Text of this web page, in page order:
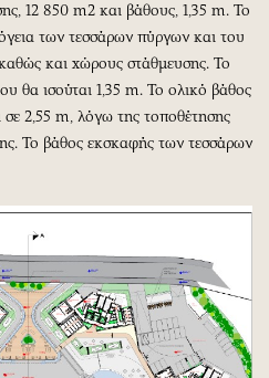
12 850 m2 και βάθους, 1,35 m. Το
των τεσσάρων πύργων και του
και χώρους στάθμευσης. Το
θα ισούται 1,35 m. To ολικό βάθος
2,55 m, λόγω της τοποθέτησης
Το βάθος εκσκαφής των τεσσάρων